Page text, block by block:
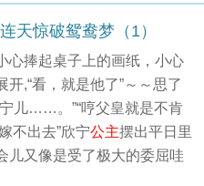
天惊破鸳鸯梦（1）
心捧起桌子上的画纸，小心
,“看，就是他了”～～思了
儿……。”“哼父皇就是不肯
不出去”欣宁公主摆出平日里
儿又像是受了极大的委屈哇